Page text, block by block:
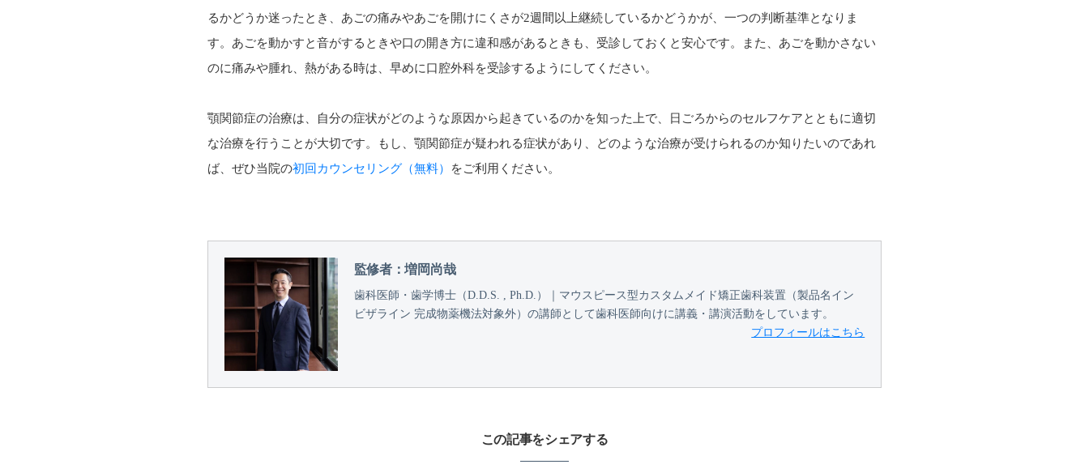
るかどうか迷ったとき、あごの痛みやあごを開けにくさが2週間以上継続しているかどうかが、一つの判断基準となりま
す。あごを動かすと音がするときや口の開き方に違和感があるときも、受診しておくと安心です。また、あごを動かさない
のに痛みや腫れ、熱がある時は、早めに口腔外科を受診するようにしてください。
顎関節症の治療は、自分の症状がどのような原因から起きているのかを知った上で、日ごろからのセルフケアとともに適切
な治療を行うことが大切です。もし、顎関節症が疑われる症状があり、どのような治療が受けられるのか知りたいのであれ
ば、ぜひ当院の初回カウンセリング（無料） をご利用ください。
監修者：増岡尚哉
歯科医師・歯学博士（D.D.S. , Ph.D.）｜マウスピース型カスタムメイド矯正歯科装置（製品名イン
ビザライン 完成物薬機法対象外）の講師として歯科医師向けに講義・講演活動をしています。
プロフィールはこちら
この記事をシェアする